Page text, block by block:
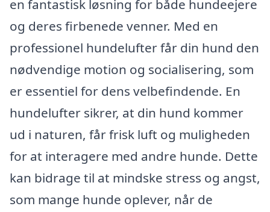
en fantastisk løsning for både hundeejere
og deres firbenede venner. Med en
professionel hundelufter får din hund den
nødvendige motion og socialisering, som
er essentiel for dens velbefindende. En
hundelufter sikrer, at din hund kommer
ud i naturen, får frisk luft og muligheden
for at interagere med andre hunde. Dette
kan bidrage til at mindske stress og angst,
som mange hunde oplever, når de